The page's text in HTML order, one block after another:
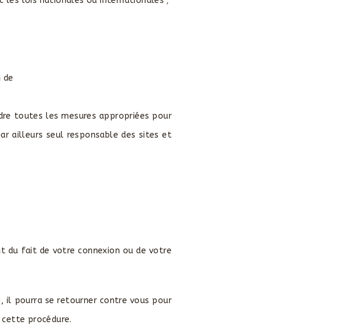
de
toutes les mesures appropriées pour
ailleurs seul responsable des sites et
du fait de votre connexion ou de votre
il pourra se retourner contre vous pour
procédure.